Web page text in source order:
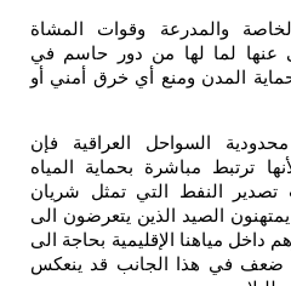
والمدرعة وقوات المشاة
عنها لما لها من دور حاسم في
المدن ومنع أي خرق أمني أو
السواحل العراقية فإن
ترتبط مباشرة بحماية المياه
تصدير النفط التي تمثل شريان
الصيد الذين يتعرضون الى
داخل مياهنا الإقليمية بحاجة الى
ضعف في هذا الجانب قد ينعكس